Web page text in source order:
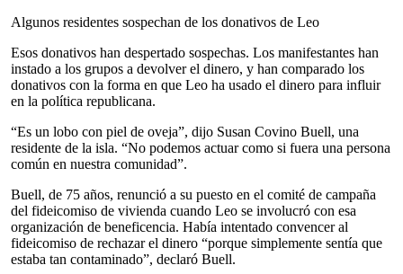
Algunos residentes sospechan de los donativos de Leo
Esos donativos han despertado sospechas. Los manifestantes han
instado a los grupos a devolver el dinero, y han comparado los
donativos con la forma en que Leo ha usado el dinero para influir
en la política republicana.
“Es un lobo con piel de oveja”, dijo Susan Covino Buell, una
residente de la isla. “No podemos actuar como si fuera una persona
común en nuestra comunidad”.
Buell, de 75 años, renunció a su puesto en el comité de campaña
del fideicomiso de vivienda cuando Leo se involucró con esa
organización de beneficencia. Había intentado convencer al
fideicomiso de rechazar el dinero “porque simplemente sentía que
estaba tan contaminado”, declaró Buell.